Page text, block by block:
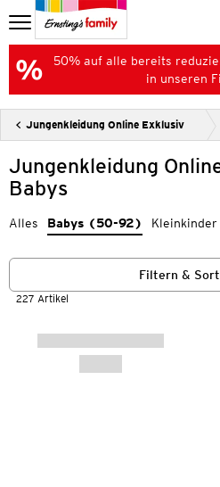
50% auf alle bereits
in unseren
Jungenkleidung Online Exklusiv
Jungenkleidung
Babys
Alles Babys (50-92)
227 Artikel
Filtern &